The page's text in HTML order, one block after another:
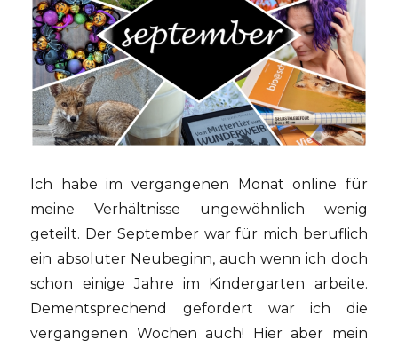
Ich habe im vergangenen Monat online für
meine Verhältnisse ungewöhnlich wenig
geteilt. Der September war für mich beruflich
ein absoluter Neubeginn, auch wenn ich doch
schon einige Jahre im Kindergarten arbeite.
Dementsprechend gefordert war ich die
vergangenen Wochen auch! Hier aber mein